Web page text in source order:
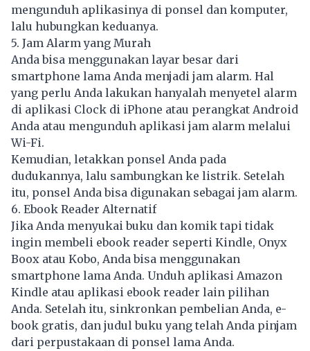
mengunduh aplikasinya di ponsel dan komputer,
lalu hubungkan keduanya.
5. Jam Alarm yang Murah
Anda bisa menggunakan layar besar dari
smartphone lama Anda menjadi jam alarm. Hal
yang perlu Anda lakukan hanyalah menyetel alarm
di aplikasi Clock di iPhone atau perangkat Android
Anda atau mengunduh aplikasi jam alarm melalui
Wi-Fi.
Kemudian, letakkan ponsel Anda pada
dudukannya, lalu sambungkan ke listrik. Setelah
itu, ponsel Anda bisa digunakan sebagai jam alarm.
6. Ebook Reader Alternatif
Jika Anda menyukai buku dan komik tapi tidak
ingin membeli ebook reader seperti Kindle, Onyx
Boox atau Kobo, Anda bisa menggunakan
smartphone lama Anda. Unduh aplikasi Amazon
Kindle atau aplikasi ebook reader lain pilihan
Anda. Setelah itu, sinkronkan pembelian Anda, e-
book gratis, dan judul buku yang telah Anda pinjam
dari perpustakaan di ponsel lama Anda.